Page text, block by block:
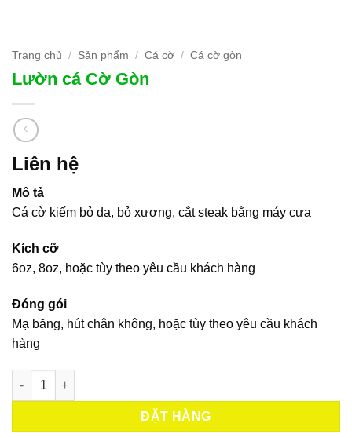
Trang chủ / Sản phẩm / Cá cờ / Cá cờ gòn
Lườn cá Cờ Gòn
Liên hệ
Mô tả
Cá cờ kiếm bỏ da, bỏ xương, cắt steak bằng máy cưa
Kích cỡ
6oz, 8oz, hoặc tùy theo yêu cầu khách hàng
Đóng gói
Mạ băng, hút chân không, hoặc tùy theo yêu cầu khách
hàng
Lườn cá Cờ Gòn số lượng
ĐẶT HÀNG